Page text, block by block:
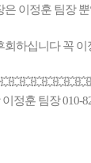
은 이정훈 팀장
회하십니다 꼭
정훈 팀장 010-